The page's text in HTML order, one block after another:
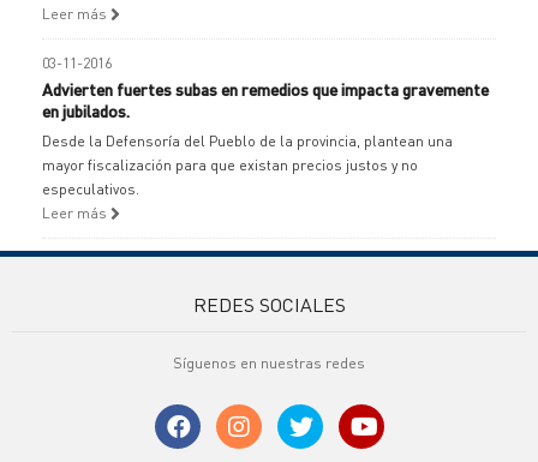
Leer más
03-11-2016
Advierten fuertes subas en remedios que impacta gravemente
en jubilados.
Desde la Defensoría del Pueblo de la provincia, plantean una
mayor fiscalización para que existan precios justos y no
especulativos.
Leer más
REDES SOCIALES
Síguenos en nuestras redes